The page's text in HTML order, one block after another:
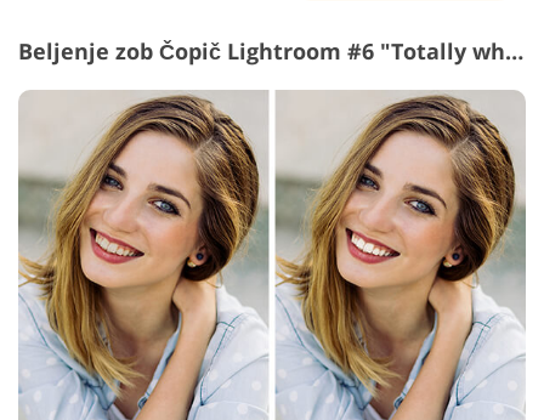
Beljenje zob Čopič Lightroom #6 "Totally white"